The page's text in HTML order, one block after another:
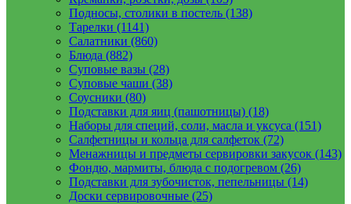
Подносы, столики в постель (138)
Тарелки (1141)
Салатники (860)
Блюда (882)
Суповые вазы (28)
Суповые чаши (38)
Соусники (80)
Подставки для яиц (пашотницы) (18)
Наборы для специй, соли, масла и уксуса (151)
Салфетницы и кольца для салфеток (72)
Менажницы и предметы сервировки закусок (143)
Фондю, мармиты, блюда с подогревом (26)
Подставки для зубочисток, пепельницы (14)
Доски сервировочные (25)